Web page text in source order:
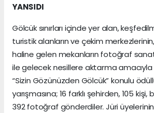
YANSIDI
Gölcük sınırları içinde yer alan,
turistik alanların ve çekim
haline gelen mekanların fotoğraf
ile gelecek nesillere aktarma
“Sizin Gözünüzden Gölcük” konulu
yarışmasına; 16 farklı şehirden, 105
392 fotoğraf gönderdiler. Jüri üyelerinin